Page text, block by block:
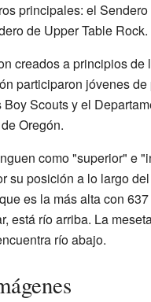
principales: el
de Upper Table Rock.
creados a principios de
participaron jóvenes
Scouts y el
Oregón.
como "superior" e
su posición a lo largo
es la más alta con
está río arriba. La
río abajo.